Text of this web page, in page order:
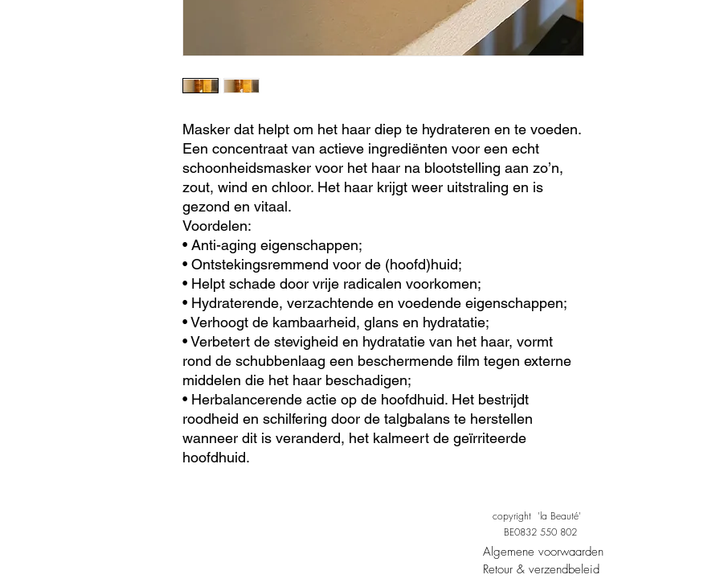
Masker dat helpt om het haar diep te hydrateren en te voeden.
Een concentraat van actieve ingrediënten voor een echt
schoonheidsmasker voor het haar na blootstelling aan zo’n,
zout, wind en chloor. Het haar krijgt weer uitstraling en is
gezond en vitaal.
Voordelen:
• Anti-aging eigenschappen;
• Ontstekingsremmend voor de (hoofd)huid;
• Helpt schade door vrije radicalen voorkomen;
• Hydraterende, verzachtende en voedende eigenschappen;
• Verhoogt de kambaarheid, glans en hydratatie;
• Verbetert de stevigheid en hydratatie van het haar, vormt
rond de schubbenlaag een beschermende film tegen externe
middelen die het haar beschadigen;
• Herbalancerende actie op de hoofdhuid. Het bestrijdt
roodheid en schilfering door de talgbalans te herstellen
wanneer dit is veranderd, het kalmeert de geïrriteerde
hoofdhuid.
copyright 'la Beauté'
BE0832 550 802
Algemene voorwaarden
Retour & verzendbeleid